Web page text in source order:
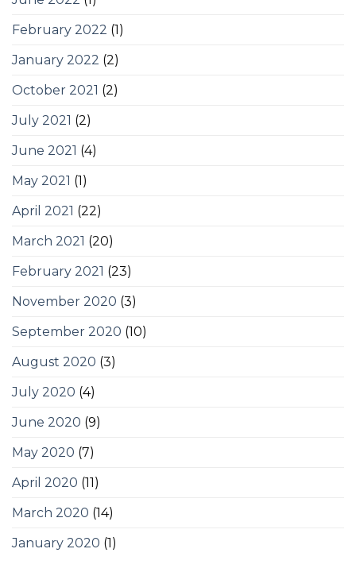
February 2022 (1)
January 2022 (2)
October 2021 (2)
July 2021 (2)
June 2021 (4)
May 2021 (1)
April 2021 (22)
March 2021 (20)
February 2021 (23)
November 2020 (3)
September 2020 (10)
August 2020 (3)
July 2020 (4)
June 2020 (9)
May 2020 (7)
April 2020 (11)
March 2020 (14)
January 2020 (1)